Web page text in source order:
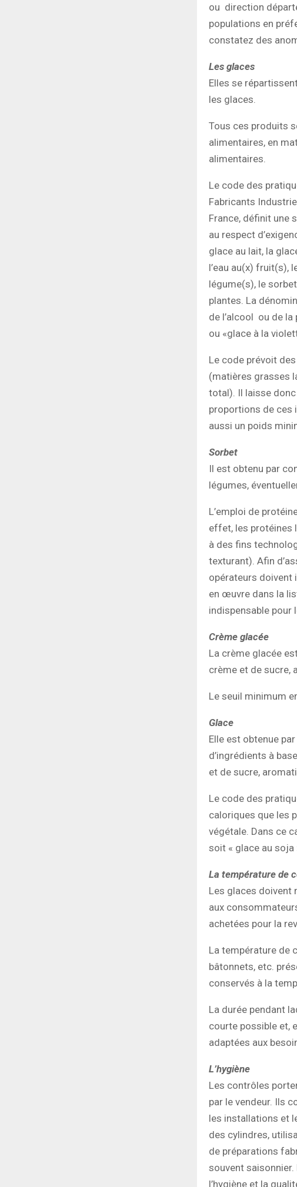
ou direction
populations en
constatez des
Les glaces
Elles se
les glaces.
Tous ces produits
alimentaires, en
alimentaires.
Le code des
Fabricants
France, définit une
au respect
glace au lait, la
l’eau au(x) fruit(s),
légume(s), le
plantes. La
de l’alcool ou de
ou «glace à la
Le code prévoit
(matières grasses
total). Il laisse
proportions de ces
aussi un poids
Sorbet
Il est obtenu par
légumes,
L’emploi de
effet, les protéines
à des fins
texturant). Afin
opérateurs doivent
en œuvre dans la
indispensable pour
Crème glacée
La crème glacée
crème et de sucre,
Le seuil minimum
Glace
Elle est obtenue
d’ingrédients à
et de sucre,
Le code des
caloriques que les
végétale. Dans ce
soit « glace au soja
La température de
Les glaces doivent
aux
achetées pour la
La température de
bâtonnets, etc.
conservés à la
La durée pendant
courte possible et,
adaptées aux
L’hygiène
Les contrôles
par le vendeur. Ils
les installations et
des cylindres,
de préparations
souvent
l’hygiène et la